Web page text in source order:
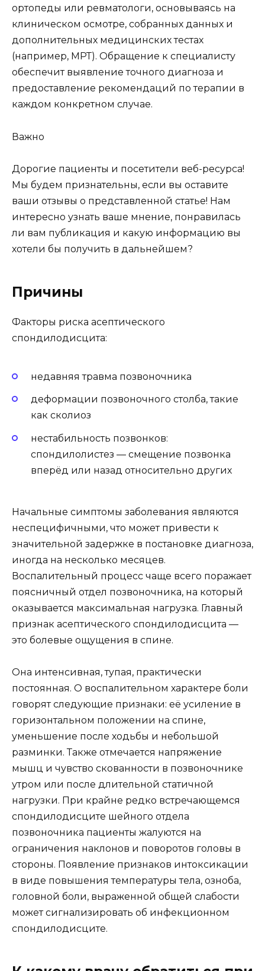
ортопеды или ревматологи, основываясь на
клиническом осмотре, собранных данных и
дополнительных медицинских тестах
(например, МРТ). Обращение к специалисту
обеспечит выявление точного диагноза и
предоставление рекомендаций по терапии в
каждом конкретном случае.
Важно
Дорогие пациенты и посетители веб-ресурса!
Мы будем признательны, если вы оставите
ваши отзывы о представленной статье! Нам
интересно узнать ваше мнение, понравилась
ли вам публикация и какую информацию вы
хотели бы получить в дальнейшем?
Причины
Факторы риска асептического
спондилодисцита:
недавняя травма позвоночника
деформации позвоночного столба, такие
как сколиоз
нестабильность позвонков:
спондилолистез — смещение позвонка
вперёд или назад относительно других
Начальные симптомы заболевания являются
неспецифичными, что может привести к
значительной задержке в постановке диагноза,
иногда на несколько месяцев.
Воспалительный процесс чаще всего поражает
поясничный отдел позвоночника, на который
оказывается максимальная нагрузка. Главный
признак асептического спондилодисцита —
это болевые ощущения в спине.
Она интенсивная, тупая, практически
постоянная. О воспалительном характере боли
говорят следующие признаки: её усиление в
горизонтальном положении на спине,
уменьшение после ходьбы и небольшой
разминки. Также отмечается напряжение
мышц и чувство скованности в позвоночнике
утром или после длительной статичной
нагрузки. При крайне редко встречающемся
спондилодисците шейного отдела
позвоночника пациенты жалуются на
ограничения наклонов и поворотов головы в
стороны. Появление признаков интоксикации
в виде повышения температуры тела, озноба,
головной боли, выраженной общей слабости
может сигнализировать об инфекционном
спондилодисците.